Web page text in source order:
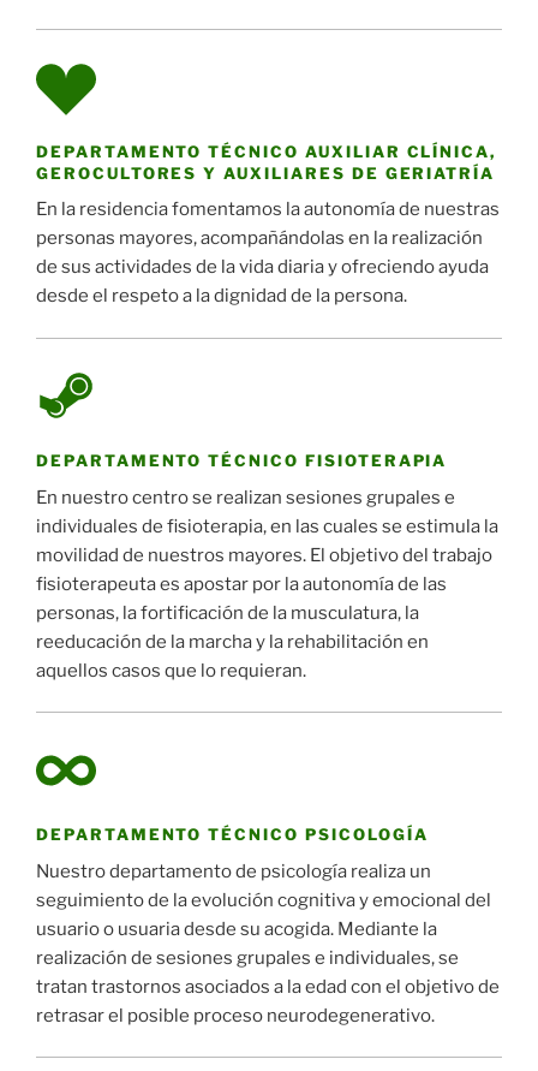
DEPARTAMENTO TÉCNICO AUXILIAR CLÍNICA,
GEROCULTORES Y AUXILIARES DE GERIATRÍA
En la residencia fomentamos la autonomía de nuestras
personas mayores, acompañándolas en la realización
de sus actividades de la vida diaria y ofreciendo ayuda
desde el respeto a la dignidad de la persona.
DEPARTAMENTO TÉCNICO FISIOTERAPIA
En nuestro centro se realizan sesiones grupales e
individuales de fisioterapia, en las cuales se estimula la
movilidad de nuestros mayores. El objetivo del trabajo
fisioterapeuta es apostar por la autonomía de las
personas, la fortificación de la musculatura, la
reeducación de la marcha y la rehabilitación en
aquellos casos que lo requieran.
DEPARTAMENTO TÉCNICO PSICOLOGÍA
Nuestro departamento de psicología realiza un
seguimiento de la evolución cognitiva y emocional del
usuario o usuaria desde su acogida. Mediante la
realización de sesiones grupales e individuales, se
tratan trastornos asociados a la edad con el objetivo de
retrasar el posible proceso neurodegenerativo.